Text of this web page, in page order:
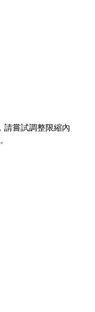
請嘗試調整限縮內